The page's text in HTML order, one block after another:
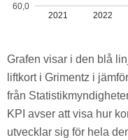
2021 2022
60,0
Grafen visar i den blå
liftkort i Grimentz i
från
KPI avser att visa hur
utvecklar sig för hela